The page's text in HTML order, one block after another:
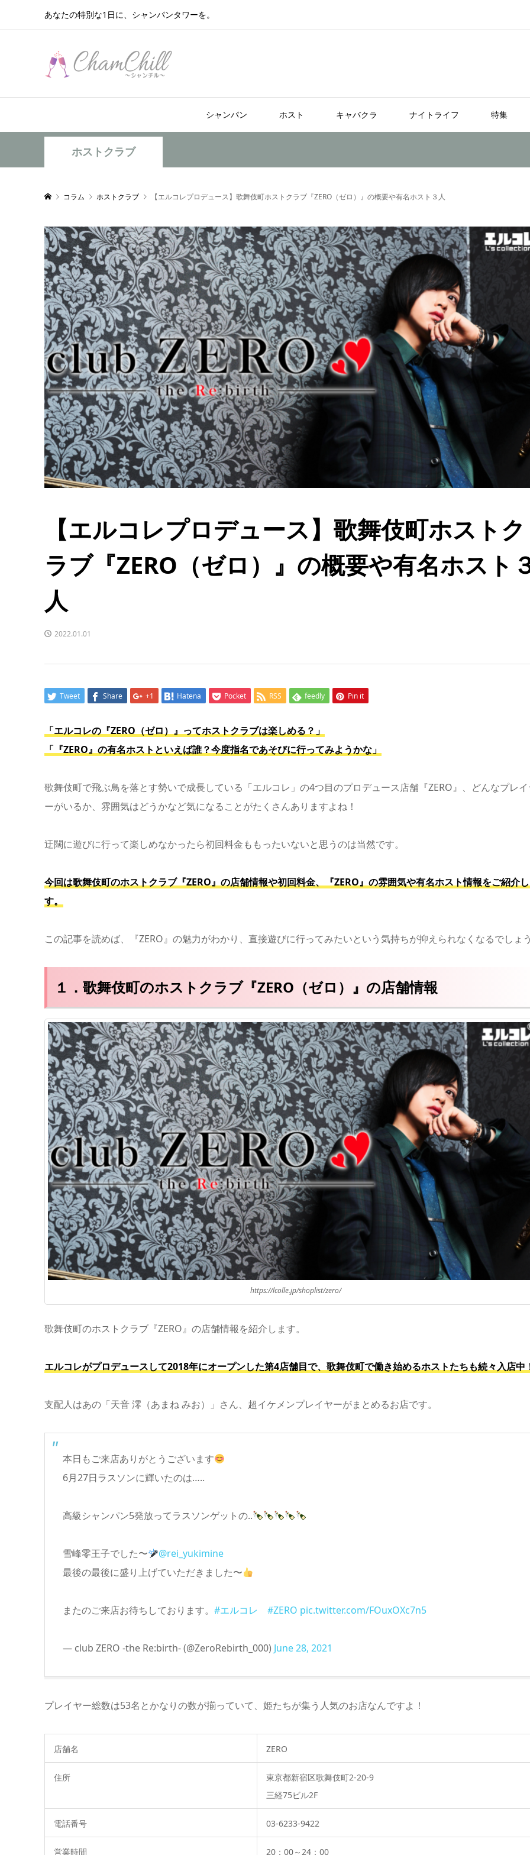
あなたの特別な1日に、シャンパンタワーを。
シャンパン ホスト キャバクラ ナイトライフ 特集
ホストクラブ
コラム ホストクラブ 【エルコレプロデュース】歌舞伎町ホストクラブ『ZERO（ゼロ）』の概要や有名ホスト３人
【エルコレプロデュース】歌舞伎町ホストク
ラブ『ZERO（ゼロ）』の概要や有名ホスト
人
2022.01.01
Tweet Share +1 Hatena Pocket RSS feedly Pin it
「エルコレの『ZERO（ゼロ）』ってホストクラブは楽しめる？」
「『ZERO』の有名ホストといえば誰？今度指名であそびに行ってみようかな」
歌舞伎町で飛ぶ鳥を落とす勢いで成長している「エルコレ」の4つ目のプロデュース店舗『ZERO』、どんなプレ
ーがいるか、雰囲気はどうかなど気になることがたくさんありますよね！
迂闊に遊びに行って楽しめなかったら初回料金ももったいないと思うのは当然です。
今回は歌舞伎町のホストクラブ『ZERO』の店舗情報や初回料金、『ZERO』の雰囲気や有名ホスト情報をご紹介
す。
この記事を読めば、『ZERO』の魅力がわかり、直接遊びに行ってみたいという気持ちが抑えられなくなるでしょ
１．歌舞伎町のホストクラブ『ZERO（ゼロ）』の店舗情報
https://lcolle.jp/shoplist/zero/
歌舞伎町のホストクラブ『ZERO』の店舗情報を紹介します。
エルコレがプロデュースして2018年にオープンした第4店舗目で、歌舞伎町で働き始めるホストたちも続々入店中
支配人はあの「天音 澪（あまね みお）」さん、超イケメンプレイヤーがまとめるお店です。
本日もご来店ありがとうございます
6月27日ラスソンに輝いたのは…..
高級シャンパン5発放ってラスソンゲットの..
雪峰零王子でした〜
@rei_yukimine
最後の最後に盛り上げていただきました〜
またのご来店お待ちしております。 #エルコレ #ZERO pic.twitter.com/FOuxOXc7n5
— club ZERO -the Re:birth- (@ZeroRebirth_000) June 28, 2021
プレイヤー総数は53名とかなりの数が揃っていて、姫たちが集う人気のお店なんですよ！
店舗名 ZERO
住所
東京都新宿区歌舞伎町2-20-9
三経75ビル2F
電話番号 03-6233-9422
営業時間 20：00～24：00